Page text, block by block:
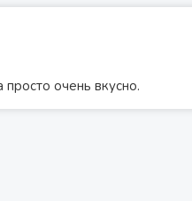
очень вкусно.